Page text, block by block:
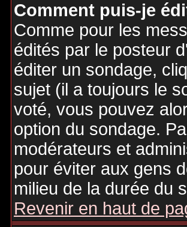
Comment puis-je
Comme pour les
édités par le posteur
éditer un sondage,
sujet (il a toujours le
voté, vous pouvez
option du sondage.
modérateurs et
pour éviter aux gens
milieu de la durée du
Revenir en haut de